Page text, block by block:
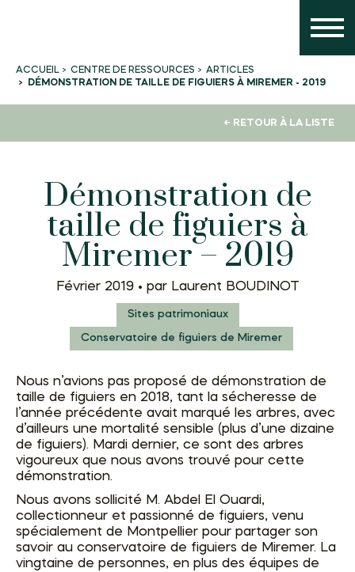
ACCUEIL CENTRE DE RESSOURCES
ARTICLES
DÉMONSTRATION DE TAILLE DE FIGUIERS À MIREMER - 2019
← RETOUR À LA LISTE
Démonstration de
taille de figuiers à
Miremer – 2019
Février 2019 • par Laurent BOUDINOT
Sites patrimoniaux
Conservatoire de figuiers de Miremer
Nous n’avions pas proposé de démonstration de
taille de figuiers en 2018, tant la sécheresse de
l’année précédente avait marqué les arbres, avec
d’ailleurs une mortalité sensible (plus d’une dizaine
de figuiers). Mardi dernier, ce sont des arbres
vigoureux que nous avons trouvé pour cette
démonstration.
Nous avons sollicité M. Abdel El Ouardi,
collectionneur et passionné de figuiers, venu
spécialement de Montpellier pour partager son
savoir au conservatoire de figuiers de Miremer. La
vingtaine de personnes, en plus des équipes de